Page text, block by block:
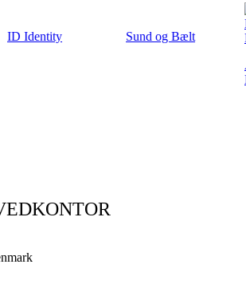
Sund og Bælt